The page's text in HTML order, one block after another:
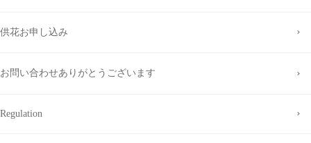
供花お申し込み
お問い合わせありがとうございます
Regulation